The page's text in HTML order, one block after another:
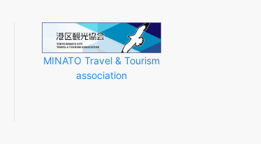
MINATO Travel & Tourism
association